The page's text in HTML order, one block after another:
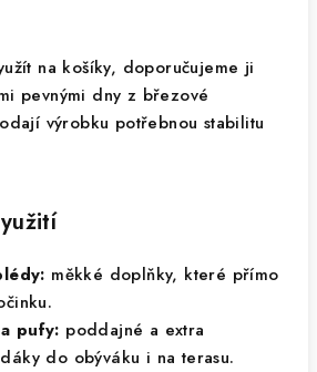
na košíky, doporučujeme ji
pevnými dny z březové
výrobku potřebnou stabilitu
měkké doplňky, které přímo
pufy: poddajné a extra
do obýváku i na terasu.